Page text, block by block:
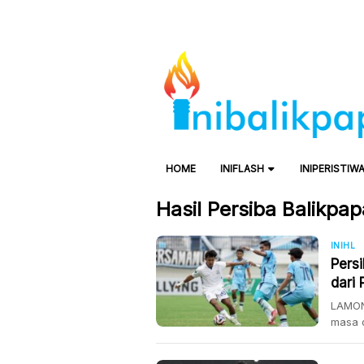
HOME INIFLASH INIPERISTIWA
Hasil Persiba
INIHL
dari
masa